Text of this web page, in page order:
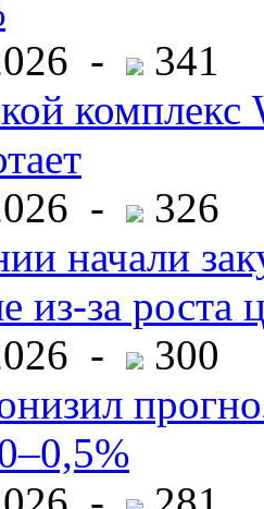
-
341
комплекс
-
326
начали
из-за роста
-
300